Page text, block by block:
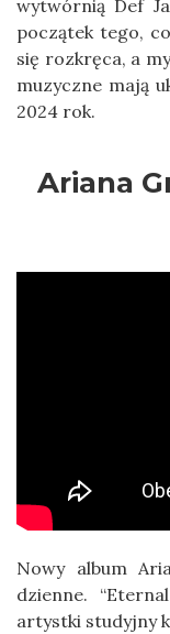
wytwórnią Def
początek tego,
się rozkręca, a
muzyczne mają
2024 rok.
Ariana
Nowy album
dzienne.
artystki studyjny